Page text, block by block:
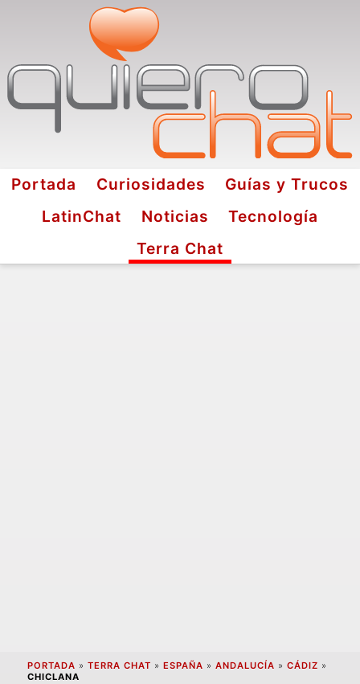
Portada Curiosidades
Guías y Trucos
LatinChat
Noticias
Tecnología
Terra Chat
PORTADA » TERRA CHAT » ESPAÑA » ANDALUCÍA » CÁDIZ »
CHICLANA